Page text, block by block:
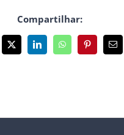
Compartilhar:
X LinkedInWhatsAppPinterest
E-
mail